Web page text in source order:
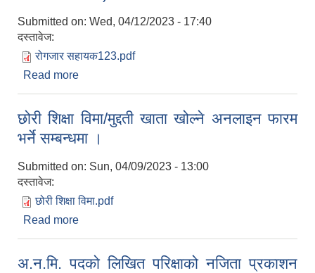
Submitted on: Wed, 04/12/2023 - 17:40
दस्तावेज:
रोगजार सहायक123.pdf
Read more
सहायक)
छोरी शिक्षा विमा/मुद्दती खाता खोल्ने अनलाइन फारम
भर्ने सम्बन्धमा ।
Submitted on: Sun, 04/09/2023 - 13:00
दस्तावेज:
छोरी शिक्षा विमा.pdf
Read more
अ.न.मि. पदको लिखित परिक्षाको नजिता प्रकाशन